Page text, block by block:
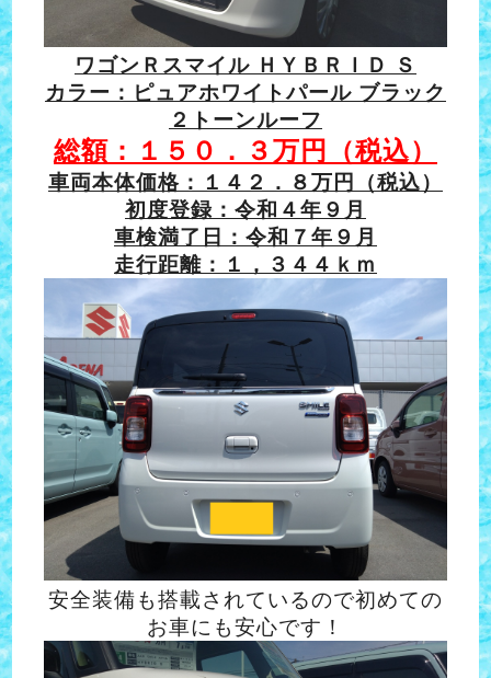
ワゴンＲスマイル ＨＹＢＲＩＤ Ｓ
カラー：ピュアホワイトパール ブラック
２トーンルーフ
総額：１５０．３万円（税込）
車両本体価格：１４２．８万円（税込）
初度登録：令和４年９月
車検満了日：令和７年９月
走行距離：１，３４４ｋｍ
安全装備も搭載されているので初めての
お車にも安心です！